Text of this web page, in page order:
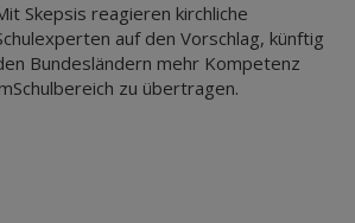
Skepsis reagieren kirchliche
auf den Vorschlag, künftig
Bundesländern mehr Kompetenz
zu übertragen.